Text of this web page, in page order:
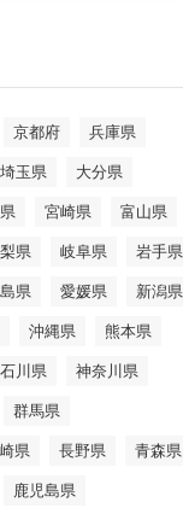
京都府 兵庫県
埼玉県 大分県
宮崎県 富山県
県 岐阜県 岩手県
県 愛媛県 新潟県
沖縄県 熊本県
石川県 神奈川県
群馬県
県 長野県 青森県
鹿児島県